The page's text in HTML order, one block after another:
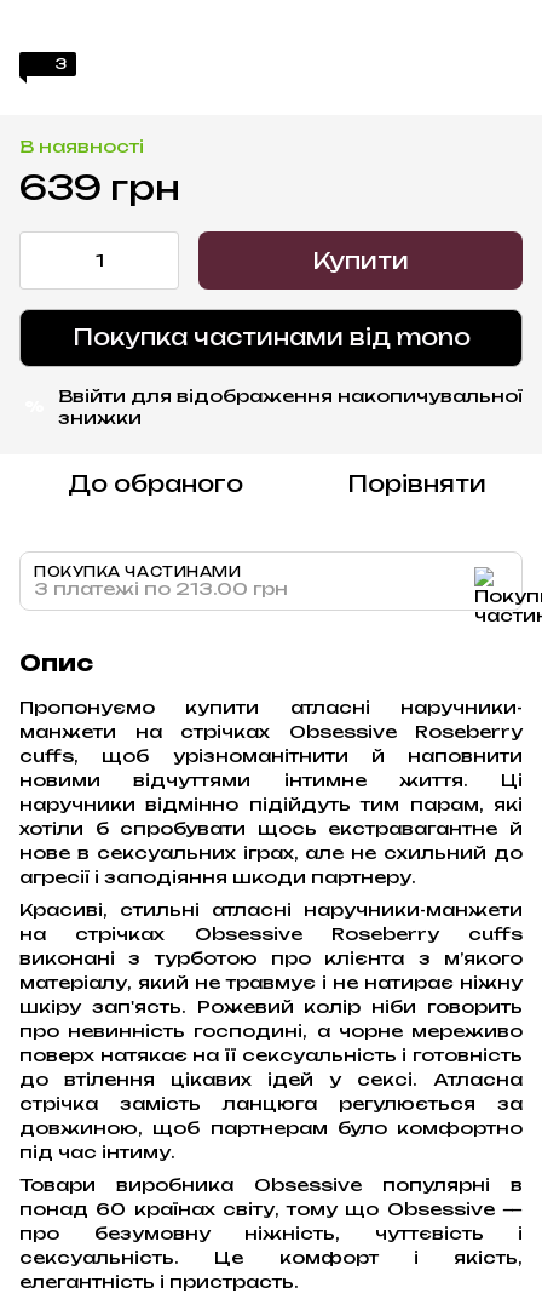
3
В наявності
639 грн
Купити
Покупка частинами від mono
Ввійти для відображення накопичувальної
знижки
До обраного Порівняти
ПОКУПКА ЧАСТИНАМИ
3 платежі по 213.00 грн
Опис
Пропонуємо купити атласні наручники-
манжети на стрічках Obsessive Roseberry
cuffs, щоб урізноманітнити й наповнити
новими відчуттями інтимне життя. Ці
наручники відмінно підійдуть тим парам, які
хотіли б спробувати щось екстравагантне й
нове в сексуальних іграх, але не схильний до
агресії і заподіяння шкоди партнеру.
Красиві, стильні атласні наручники-манжети
на стрічках Obsessive Roseberry cuffs
виконані з турботою про клієнта з м’якого
матеріалу, який не травмує і не натирає ніжну
шкіру зап'ясть. Рожевий колір ніби говорить
про невинність господині, а чорне мереживо
поверх натякає на її сексуальність і готовність
до втілення цікавих ідей у сексі. Атласна
стрічка замість ланцюга регулюється за
довжиною, щоб партнерам було комфортно
під час інтиму.
Товари виробника Obsessive популярні в
понад 60 країнах світу, тому що Obsessive —
про безумовну ніжність, чуттєвість і
сексуальність. Це комфорт і якість,
елегантність і пристрасть.